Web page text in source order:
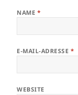
NAME *
E-MAIL-ADRESSE *
WEBSITE